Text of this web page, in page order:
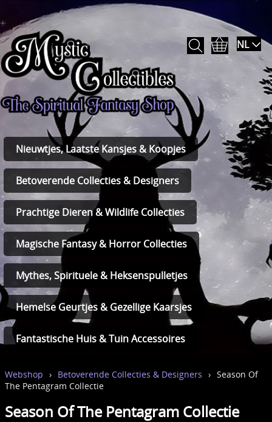
NL
Nieuwtjes, Laatste Kansjes & Koopjes
Betoverende Collecties & Designers
Prachtige Dieren & Wildlife Collecties
Magische Fantasy & Horror Collecties
Mythes, Spirituele & Heksenspulletjes
Hemelse Geurtjes & Gezellige Kaarsjes
Fantastische Huis & Tuin Accessoires
Webshop › Betoverende Collecties & Designers › Season Of
The Pentagram Collectie
Season Of The Pentagram Collectie